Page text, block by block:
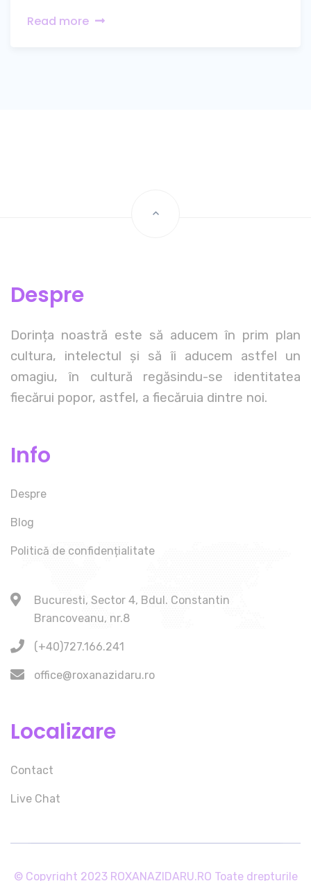
Read more
Despre
Dorința noastră este să aducem în prim plan
cultura, intelectul și să îi aducem astfel un
omagiu, în cultură regăsindu-se identitatea
fiecărui popor, astfel, a fiecăruia dintre noi.
Info
Despre
Blog
Politică de confidențialitate
Bucuresti, Sector 4, Bdul. Constantin
Brancoveanu, nr.8
(+40)727.166.241
office@roxanazidaru.ro
Localizare
Contact
Live Chat
© Copyright 2023 ROXANAZIDARU.RO Toate drepturile